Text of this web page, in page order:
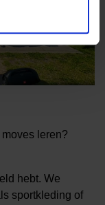
leren?
hebt. We
sportkleding of